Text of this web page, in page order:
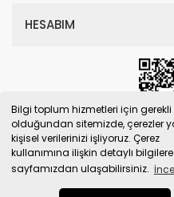
Bilgi toplum hizmetleri için gerekli
olduğundan sitemizde, çerezler
kişisel verilerinizi işliyoruz. Çerez
kullanımına ilişkin detaylı bilgilere
sayfamızdan ulaşabilirsiniz.
HESABIM
© Tüm Hakları Saklıdır. Kredi